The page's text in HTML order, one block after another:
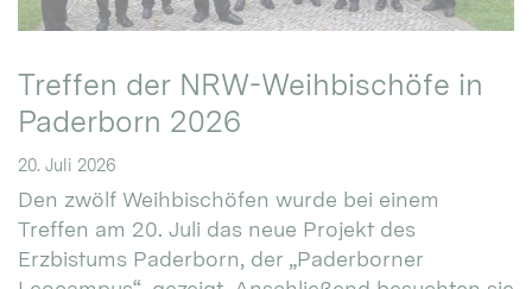
Treffen der NRW-Weihbischöfe in
Paderborn 2026
20. Juli 2026
Den zwölf Weihbischöfen wurde bei einem
Treffen am 20. Juli das neue Projekt des
Erzbistums Paderborn, der „Paderborner